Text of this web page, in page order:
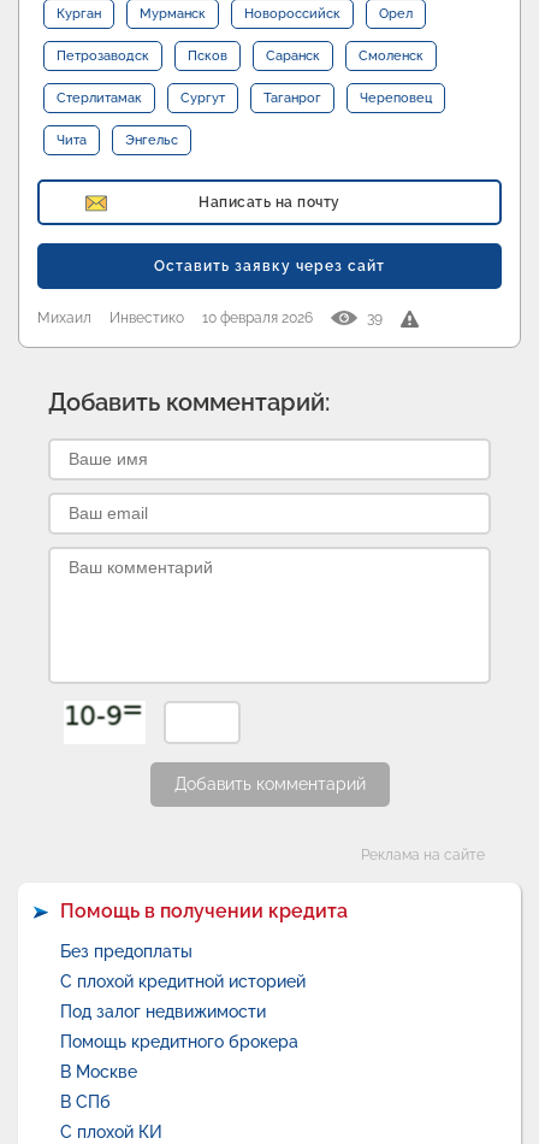
Курган Мурманск Новороссийск Орел
Петрозаводск Псков Саранск Смоленск
Стерлитамак Сургут Таганрог Череповец
Чита Энгельс
Написать на почту
Оставить заявку через сайт
Михаил Инвестико 10 февраля 2026 39
Добавить комментарий:
Добавить комментарий
Реклама на сайте
Помощь в получении кредита
Без предоплаты
С плохой кредитной историей
Под залог недвижимости
Помощь кредитного брокера
В Москве
В СПб
С плохой КИ